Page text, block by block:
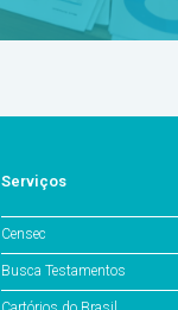
Serviços
Censec
Busca Testamentos